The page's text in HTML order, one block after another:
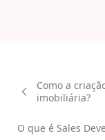
Como a
imobiliária?
O que é Sales